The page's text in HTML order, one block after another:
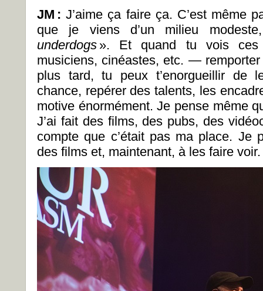
JM :J’aime ça faire ça. C’est même
que je viens d’un milieu
underdogs ». Et quand tu vois ces
musiciens, cinéastes, etc. —
plus tard, tu peux t’enorgueillir de
chance, repérer des talents, les
motive énormément. Je pense même
J’ai fait des films, des pubs, des
compte que c’était pas ma place. Je
des films et, maintenant, à les faire voir.